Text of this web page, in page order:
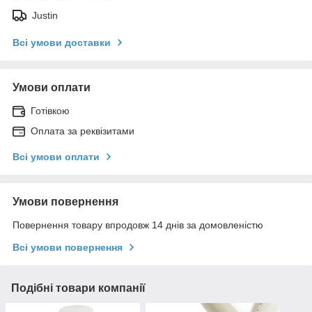
Justin
Всі умови доставки
Умови оплати
Готівкою
Оплата за реквізитами
Всі умови оплати
Умови повернення
Повернення товару впродовж 14 днів за домовленістю
Всі умови повернення
Подібні товари компанії